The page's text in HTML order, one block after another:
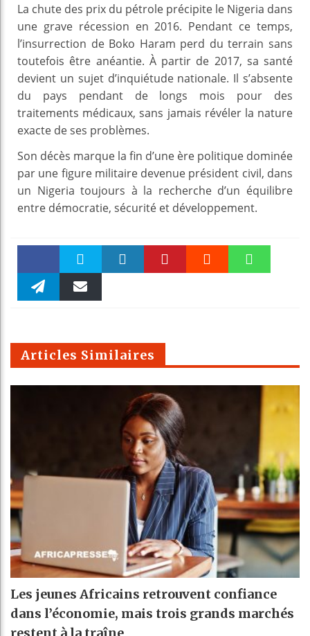
La chute des prix du pétrole précipite le Nigeria dans
une grave récession en 2016. Pendant ce temps,
l’insurrection de Boko Haram perd du terrain sans
toutefois être anéantie. À partir de 2017, sa santé
devient un sujet d’inquiétude nationale. Il s’absente
du pays pendant de longs mois pour des
traitements médicaux, sans jamais révéler la nature
exacte de ses problèmes.
Son décès marque la fin d’une ère politique dominée
par une figure militaire devenue président civil, dans
un Nigeria toujours à la recherche d’un équilibre
entre démocratie, sécurité et développement.
Faceboo Twitter
m
Articles Similaires
Les jeunes Africains retrouvent confiance
dans l’économie, mais trois grands marchés